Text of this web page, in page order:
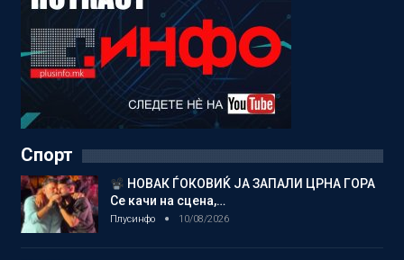
Спорт
НОВАК ЃОКОВИЌ ЈА ЗАПАЛИ ЦРНА ГОРА
Се качи на сцена,…
Плусинфо 10/08/2026